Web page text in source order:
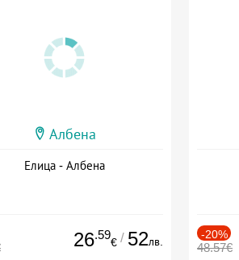
Албена
Елица - Албена
26.59
€ / 52лв.
-20%
48.57€